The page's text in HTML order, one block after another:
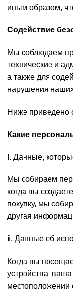
иным образом,
Содействие
Мы соблюдаем
технические и
а также для
нарушения наших
Ниже приведено
Какие
ⅰ. Данные,
Мы собираем
когда вы
покупку, мы
другая
ⅱ. Данные об
Когда вы
устройства,
местоположении